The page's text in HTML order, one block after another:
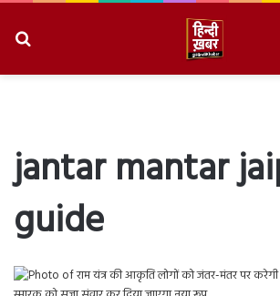
jantar mantar
guide